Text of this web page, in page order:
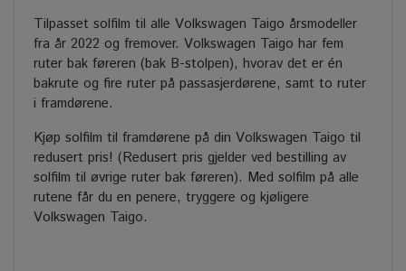
Tilpasset solfilm til alle Volkswagen Taigo årsmodeller
fra år 2022 og fremover. Volkswagen Taigo har fem
ruter bak føreren (bak B-stolpen), hvorav det er én
bakrute og fire ruter på passasjerdørene, samt to ruter
i framdørene.
Kjøp solfilm til framdørene på din Volkswagen Taigo til
redusert pris! (Redusert pris gjelder ved bestilling av
solfilm til øvrige ruter bak føreren). Med solfilm på alle
rutene får du en penere, tryggere og kjøligere
Volkswagen Taigo.